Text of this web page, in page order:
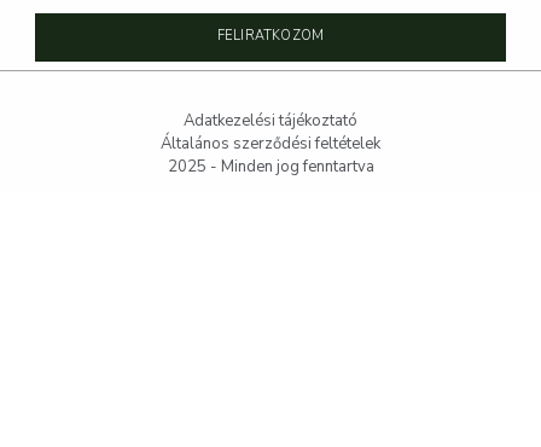
FELIRATKOZOM
Adatkezelési tájékoztató
Általános szerződési feltételek
2025 - Minden jog fenntartva